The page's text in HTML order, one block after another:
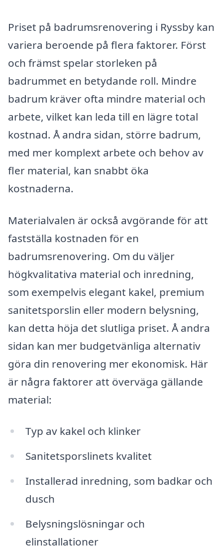
Priset på badrumsrenovering i Ryssby kan
variera beroende på flera faktorer. Först
och främst spelar storleken på
badrummet en betydande roll. Mindre
badrum kräver ofta mindre material och
arbete, vilket kan leda till en lägre total
kostnad. Å andra sidan, större badrum,
med mer komplext arbete och behov av
fler material, kan snabbt öka
kostnaderna.
Materialvalen är också avgörande för att
fastställa kostnaden för en
badrumsrenovering. Om du väljer
högkvalitativa material och inredning,
som exempelvis elegant kakel, premium
sanitetsporslin eller modern belysning,
kan detta höja det slutliga priset. Å andra
sidan kan mer budgetvänliga alternativ
göra din renovering mer ekonomisk. Här
är några faktorer att överväga gällande
material:
Typ av kakel och klinker
Sanitetsporslinets kvalitet
Installerad inredning, som badkar och
dusch
Belysningslösningar och
elinstallationer